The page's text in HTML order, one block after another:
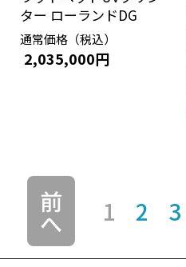
ター ローランドDG
通常価格（税込）
2,035,000円
前
へ 1 2 3